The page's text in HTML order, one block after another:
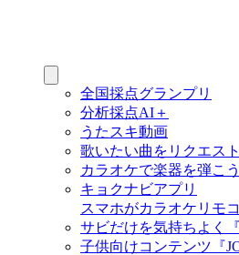
全国採点グランプリ
分析採点AI＋
うたスキ動画
歌いたい曲をリクエスト
カラオケで楽器を弾こう
キョクナビアプリ
スマホがカラオケリモ
サビだけを気持ちよく
子供向けコンテンツ『